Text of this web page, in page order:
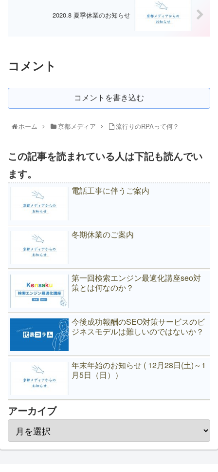
2020.8 夏季休業のお知らせ
コメント
コメントを書き込む
ホーム 京都メディア 流行りのRPAって何？
この記事を読まれている人は下記も読んでい
ます。
電話工事に伴うご案内
冬期休業のご案内
第一回検索エンジン最適化講座seo対
策とは何なのか？
今後成功報酬のSEO対策サービスのビ
ジネスモデルは難しいのではないか？
年末年始のお知らせ ( 12月28日(土)～1
月5日（日））
アーカイブ